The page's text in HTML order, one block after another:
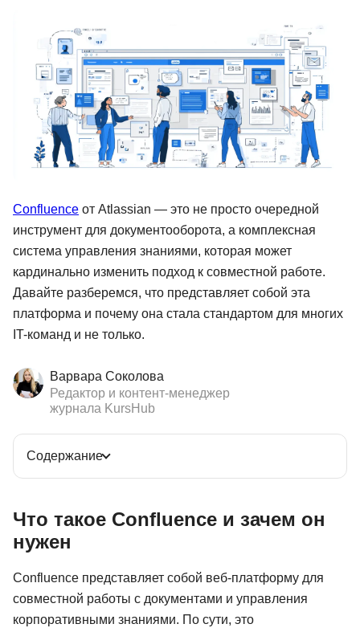
Confluence от Atlassian — это не просто очередной
инструмент для документооборота, а комплексная
система управления знаниями, которая может
кардинально изменить подход к совместной работе.
Давайте разберемся, что представляет собой эта
платформа и почему она стала стандартом для многих
IT-команд и не только.
Варвара Соколова
Редактор и контент-менеджер
журнала KursHub
Содержание
Что такое Confluence и зачем он
нужен
Confluence представляет собой веб-платформу для
совместной работы с документами и управления
корпоративными знаниями. По сути, это
Иностранные языки
Soft Skills
Детям
Акции и промокоды